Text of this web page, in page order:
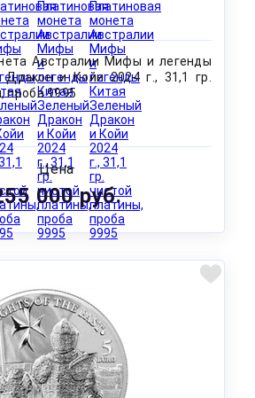
Австралии Мифы и легенды
и Койи 2024 г., 31,1 гр.
проба 9995
Цена
000 руб.